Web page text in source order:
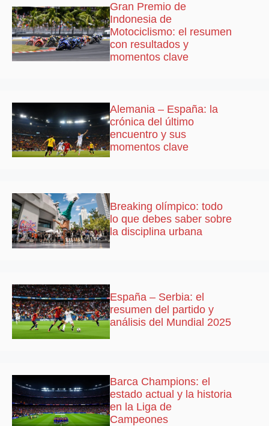
Gran Premio de
Indonesia de
Motociclismo: el resumen
con resultados y
momentos clave
Alemania – España: la
crónica del último
encuentro y sus
momentos clave
Breaking olímpico: todo
lo que debes saber sobre
la disciplina urbana
España – Serbia: el
resumen del partido y
análisis del Mundial 2025
Barca Champions: el
estado actual y la historia
en la Liga de
Campeones